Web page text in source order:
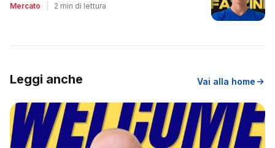
Mercato 2 min di lettura
Leggi anche Vai alla home